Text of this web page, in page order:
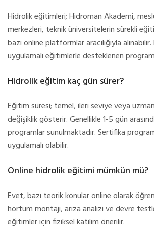
Hidrolik eğitimleri; Hidroman Akademi,
merkezleri, teknik üniversitelerin sürekli
bazı online platformlar aracılığıyla
uygulamalı eğitimlerle desteklenen
Hidrolik eğitim kaç gün sürer?
Eğitim süresi; temel, ileri seviye veya
değişiklik gösterir. Genellikle 1-5 gün
programlar sunulmaktadır. Sertifika
uygulamalı olabilir.
Online hidrolik eğitimi mümkün mü?
Evet, bazı teorik konular online olarak
hortum montajı, arıza analizi ve devre
eğitimler için fiziksel katılım önerilir.